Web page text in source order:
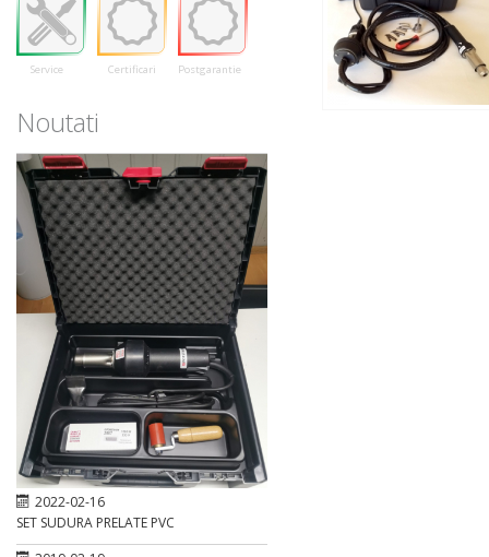
Service Certificari Postgarantie
Noutati
2022-02-16
SET SUDURA PRELATE PVC